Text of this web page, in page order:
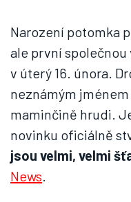
Narození potomka
ale první
v úterý 16. února.
neznámým
maminčině hrudi.
novinku oficiálně
jsou velmi, velmi
News.